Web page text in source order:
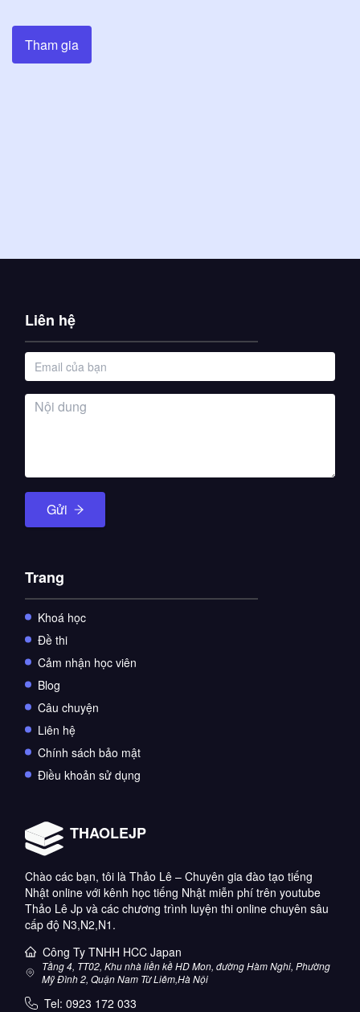
Tham gia
Liên hệ
Gửi
Trang
Khoá học
Đề thi
Cảm nhận học viên
Blog
Câu chuyện
Liên hệ
Chính sách bảo mật
Điều khoản sử dụng
THAOLEJP
Chào các bạn, tôi là Thảo Lê – Chuyên gia đào tạo tiếng
Nhật online với kênh học tiếng Nhật miễn phí trên youtube
Thảo Lê Jp và các chương trình luyện thi online chuyên sâu
cấp độ N3,N2,N1.
Công Ty TNHH HCC Japan
Tầng 4, TT02, Khu nhà liền kề HD Mon, đường Hàm Nghi, Phường
Mỹ Đình 2, Quận Nam Từ Liêm,Hà Nội
Tel: 0923 172 033